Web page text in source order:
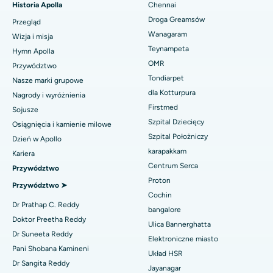
Znajdź dentystę
Znajdź pediatrię
Znajdź dermatologa
Znajdź urologa
Znajdź diabetologa
Znajdź ginekologa
Najlepszy szpital przy PH Road w Chennai
Najlepszy ośrodek kardiologiczny w Thousand Lights w
Najlepszy szpital w Jubilee Hills, Hajdarabad
Najlepszy szpital w Tondiarpet, Chennai
Najlepszy szpital w Kotturpuram, Chennai
Najlepszy szpital na Kovai Road, Karur
Najlepszy szpital w Karapakkam, Chennai
Najlepszy szpital w Arilova, Vizag
Najlepszy szpital przy Kanpur Road w Lucknow
Najlepszy szpital w sektorze 26, Noida
Najlepszy szpital w Gandhinagarze, Ahmedabad
Szybka wymiana stawu kolanowego w ramach opieki dziennej
Rękawowa resekcja żołądka
Operacja laserowa Lasik
Korekcja nosa
Liposukcja
Angiogram wieńcowy
Wymiana przezcewnikowej zastawki aortalnej
Naprawa zastawki MitraClip
Minimalnie inwazyjna kardiochirurgia
Ablacja cewnika
Operacja rekonstrukcji ACL
Historia Apolla
Przegląd
Wizja i misja
Hymn Apolla
Przywództwo
Nasze marki grupowe
Nagrody i wyróżnienia
Sojusze
Osiągnięcia i kamienie milowe
Dzień w Apollo
Kariera
Przywództwo
Przywództwo ➤
Dr Prathap C. Reddy
Doktor Preetha Reddy
Dr Suneeta Reddy
Pani Shobana Kamineni
Dr Sangita Reddy
Chennai
Droga Greamsów
Wanagaram
Teynampeta
OMR
Tondiarpet
dla Kotturpura
Firstmed
Szpital Dziecięcy
Szpital Położniczy
karapakkam
Centrum Serca
Proton
Cochin
bangalore
Ulica Bannerghatta
Elektroniczne miasto
Układ HSR
Jayanagar